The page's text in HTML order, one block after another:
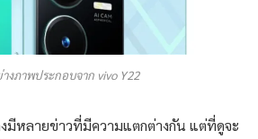
งภาพประกอบจาก vivo Y22
มีหลายข่าวที่มีความแตกต่างกัน แต่ที่ดูจะ